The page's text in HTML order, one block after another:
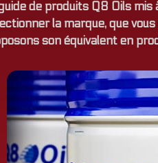
de produits Q8 Oils
la marque, que
son équivalent en